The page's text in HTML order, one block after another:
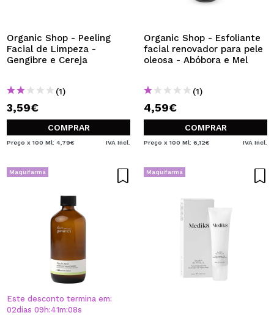
Organic Shop - Peeling
Facial de Limpeza -
Gengibre e Cereja
(1)
3,59€
COMPRAR
Preço x 100 Ml: 4,79€ IVA Incl.
Organic Shop - Esfoliante
facial renovador para pele
oleosa - Abóbora e Mel
(1)
4,59€
COMPRAR
Preço x 100 Ml: 6,12€ IVA Incl.
Maquifarma
Este desconto termina em:
02dias 09 h:41m:08s
Maquifarma